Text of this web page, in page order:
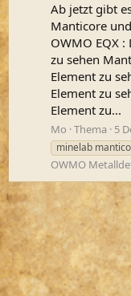
Ab jetzt gibt
Manticore
OWMO EQX
zu sehen
Element zu
Element zu
Element zu...
Mo Thema 5
minelab
OWMO